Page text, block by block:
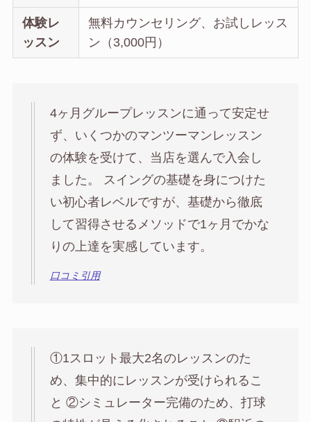
体験レ
ッスン
無料カウンセリング、お試しレッス
ン（3,000円）
4ヶ月グループレッスンに通って安定せ
ず、いくつかのマンツーマンレッスン
の体験を受けて、当店を選んで入会し
ました。 スイングの基礎を身につけた
い初心者レベルですが、基礎から徹底
して習得させるメソッドで1ヶ月でかな
りの上達を実感しています。
口コミ引用
①1スロット最大2名のレッスンのた
め、集中的にレッスンが受けられるこ
と ②シミュレーター完備のため、打球